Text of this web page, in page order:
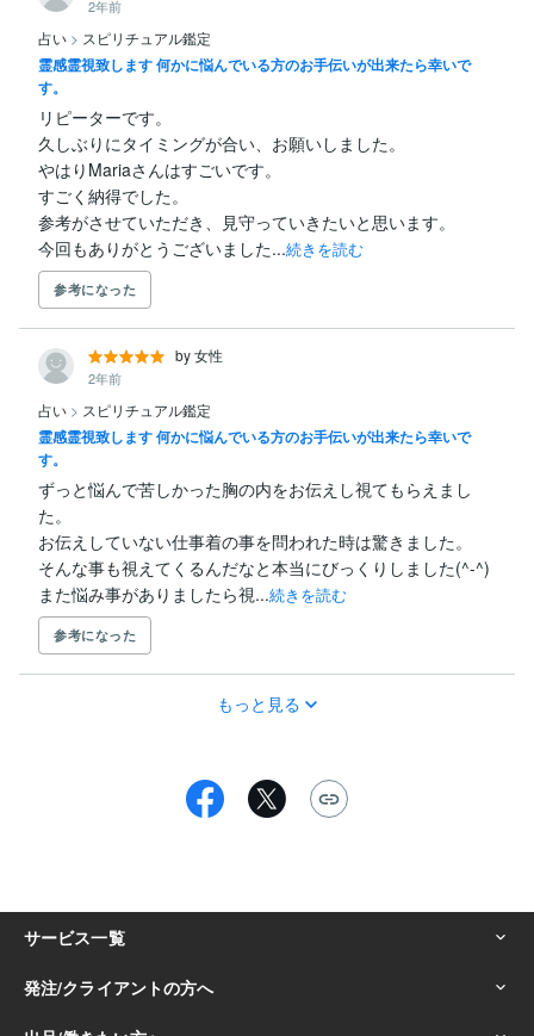
2年前
占い > スピリチュアル鑑定
霊感霊視致します 何かに悩んでいる方のお手伝いが出来たら幸いで
す。
リピーターです。
久しぶりにタイミングが合い、お願いしました。
やはりMariaさんはすごいです。
すごく納得でした。
参考がさせていただき、見守っていきたいと思います。
今回もありがとうございました...続きを読む
参考になった
by 女性
2年前
占い > スピリチュアル鑑定
霊感霊視致します 何かに悩んでいる方のお手伝いが出来たら幸いで
す。
ずっと悩んで苦しかった胸の内をお伝えし視てもらえまし
た。
お伝えしていない仕事着の事を問われた時は驚きました。
そんな事も視えてくるんだなと本当にびっくりしました(^-^)
また悩み事がありましたら視...続きを読む
参考になった
もっと見る